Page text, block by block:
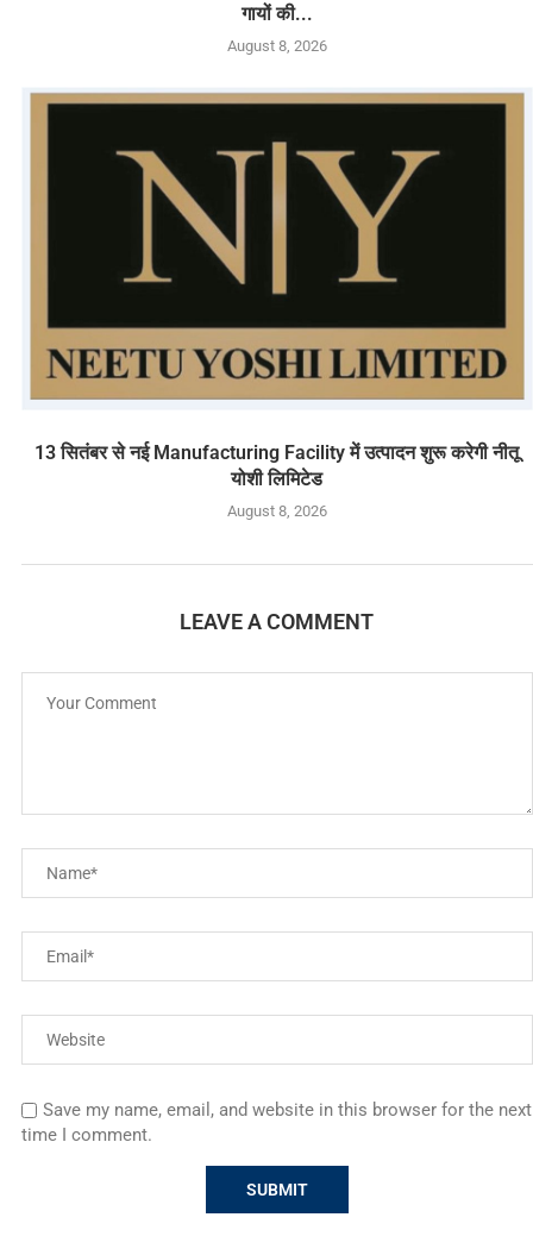
गायों की...
August 8, 2026
13 सितंबर से नई Manufacturing Facility में उत्पादन शुरू करेगी नीतू
योशी लिमिटेड
August 8, 2026
LEAVE A COMMENT
Save my name, email, and website in this browser for the next
time I comment.